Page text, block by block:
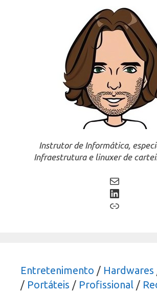
Instrutor de Informática,
Infraestrutura e linuxer de
Mail
LinkedIn
Link
Entretenimento / Hardwares
/ Portáteis / Profissional /